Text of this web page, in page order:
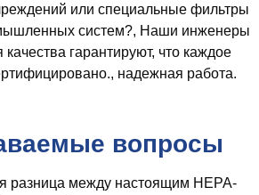
или специальные фильтры
систем?, Наши инженеры
гарантируют, что каждое
надежная работа.
вопросы
разница между настоящим HEPA-